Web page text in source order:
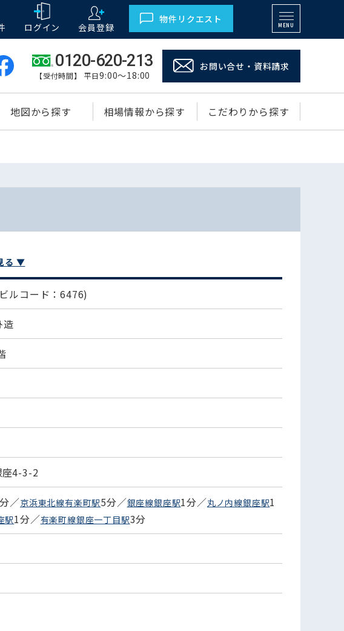
ログイン 会員登録
物件リクエスト
MENU
0120-620-213
【受付時間】 平日9:00～18:00
お問い合せ・資料請求
地図から探す 相場情報から探す こだわりから探す
る ▼
ルコード：6476)
造
座4-3-2
／京浜東北線有楽町駅5分／銀座線銀座駅1分／丸ノ内線銀座駅1
駅1分／有楽町線銀座一丁目駅3分